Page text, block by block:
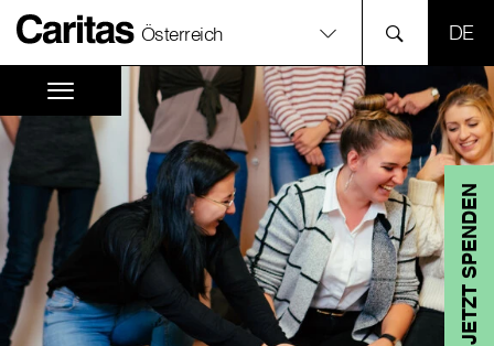
Österreich
JETZT SPENDEN